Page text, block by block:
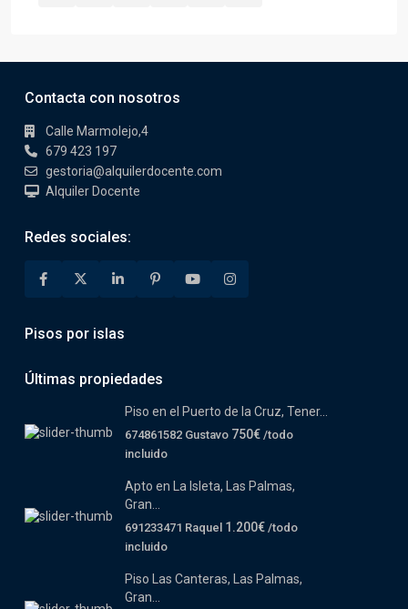
Contacta con nosotros
Calle Marmolejo,4
679 423 197
gestoria@alquilerdocente.com
Alquiler Docente
Redes sociales:
Pisos por islas
Últimas propiedades
Piso en el Puerto de la Cruz, Tener...
674861582 Gustavo 750€ /todo
incluido
Apto en La Isleta, Las Palmas,
Gran...
691233471 Raquel 1.200€ /todo
incluido
Piso Las Canteras, Las Palmas,
Gran...